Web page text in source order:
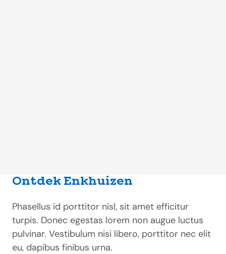
Ontdek Enkhuizen
Phasellus id porttitor nisl, sit amet efficitur
turpis. Donec egestas lorem non augue luctus
pulvinar. Vestibulum nisi libero, porttitor nec elit
eu, dapibus finibus urna.